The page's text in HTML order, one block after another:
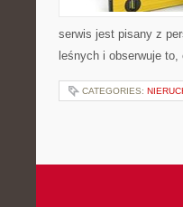
serwis jest pisany z
leśnych i obserwuje
CATEGORIES: